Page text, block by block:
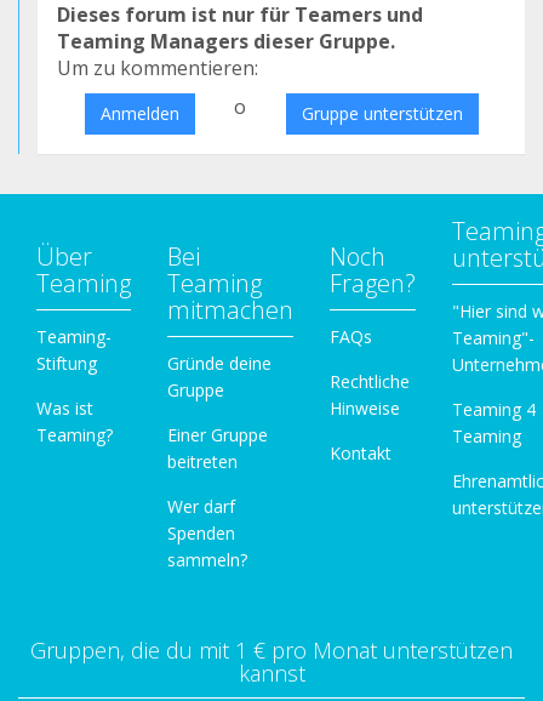
Dieses forum ist nur für Teamers und
Teaming Managers dieser Gruppe.
Um zu kommentieren:
Anmelden o Gruppe unterstützen
Über
Teaming
Teaming-
Stiftung
Was ist
Teaming?
Bei
Teaming
mitmachen
Gründe deine
Gruppe
Einer Gruppe
beitreten
Wer darf
Spenden
sammeln?
Noch
Fragen?
FAQs
Rechtliche
Hinweise
Kontakt
"Hier sind
Teaming"-
Teaming 4
Teaming
Gruppen, die du mit 1 € pro Monat unterstützen
kannst